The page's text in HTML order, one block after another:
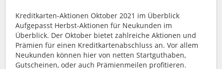
Kreditkarten-Aktionen Oktober 2021 im Überblick
Aufgepasst Herbst-Aktionen für Neukunden im
Überblick. Der Oktober bietet zahlreiche Aktionen und
Prämien für einen Kreditkartenabschluss an. Vor allem
Neukunden können hier von netten Startguthaben,
Gutscheinen, oder auch Prämienmeilen profitieren.